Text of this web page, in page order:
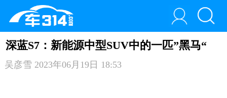
深蓝S7：新能源中型SUV中的一匹”黑马“
吴彦雪 2023年06月19日 18:53